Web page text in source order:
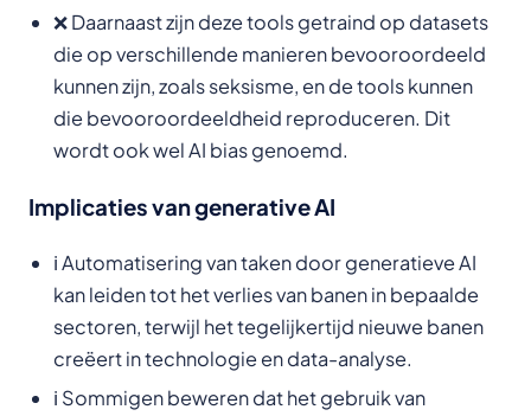
❌ Daarnaast zijn deze tools getraind op datasets
die op verschillende manieren bevooroordeeld
kunnen zijn, zoals seksisme, en de tools kunnen
die bevooroordeeldheid reproduceren. Dit
wordt ook wel AI bias genoemd.
Implicaties van generative AI
ℹ️ Automatisering van taken door generatieve AI
kan leiden tot het verlies van banen in bepaalde
sectoren, terwijl het tegelijkertijd nieuwe banen
creëert in technologie en data-analyse.
ℹ️ Sommigen beweren dat het gebruik van